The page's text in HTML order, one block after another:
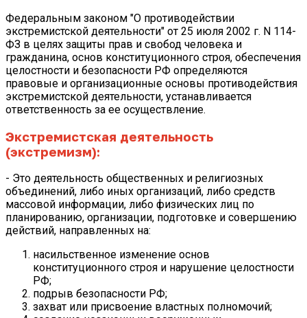
Федеральным законом "О противодействии
экстремистской деятельности" от 25 июля 2002 г. N 114-
ФЗ в целях защиты прав и свобод человека и
гражданина, основ конституционного строя, обеспечения
целостности и безопасности РФ определяются
правовые и организационные основы противодействия
экстремистской деятельности, устанавливается
ответственность за ее осуществление.
Экстремистская деятельность
(экстремизм):
- Это деятельность общественных и религиозных
объединений, либо иных организаций, либо средств
массовой информации, либо физических лиц по
планированию, организации, подготовке и совершению
действий, направленных на:
насильственное изменение основ
конституционного строя и нарушение целостности
РФ;
подрыв безопасности РФ;
захват или присвоение властных полномочий;